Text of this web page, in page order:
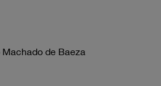
de Baeza